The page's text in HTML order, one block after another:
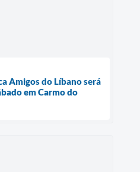
Amigos do Líbano será
em Carmo do